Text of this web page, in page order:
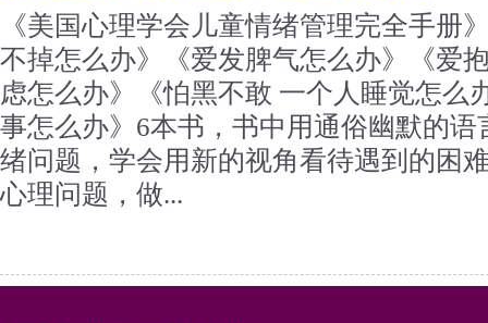
《美国心理学会儿童情绪管理完全手册
不掉怎么办》《爱发脾气怎么办》《爱
虑怎么办》《怕黑不敢 一个人睡觉怎么
事怎么办》6本书，书中用通俗幽默的
绪问题，学会用新的视角看待遇到的困
心理问题，做...